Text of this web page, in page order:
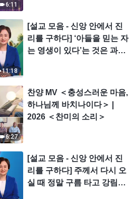
6:11
11:18
[설교 모음 - 신앙 안에서 진
리를 구하다] ‘아들을 믿는 자
는 영생이 있다’는 것은 과연
6:27
찬양 MV ＜충성스러운 마음,
하나님께 바치나이다＞ |
2026 ＜찬미의 소리＞
[설교 모음 - 신앙 안에서 진
리를 구하다] 주께서 다시 오
실 때 정말 구름 타고 강림하